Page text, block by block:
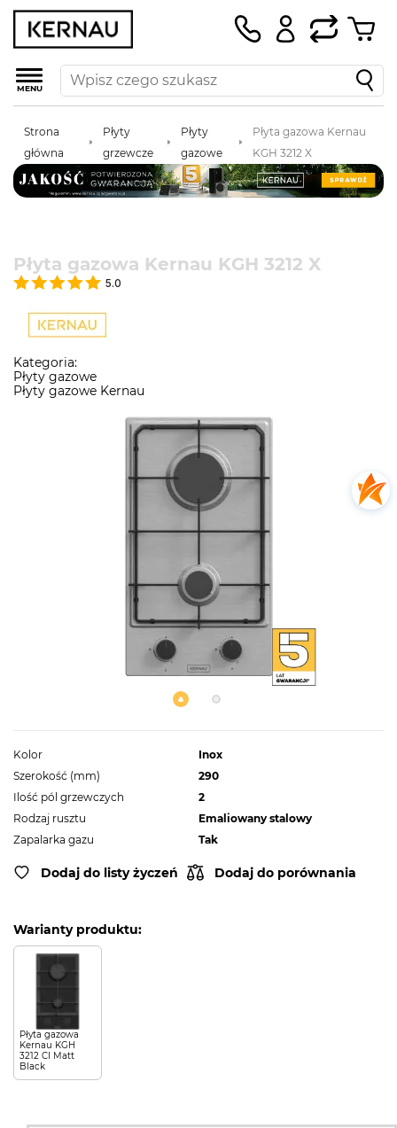
MENU
Strona
główna
Płyty
grzewcze
Płyty
gazowe
Płyta gazowa Kernau
KGH 3212 X
Płyta gazowa Kernau KGH 3212 X
5.0
Kategoria:
Płyty gazowe
Płyty gazowe Kernau
Kolor
Inox
Szerokość (mm)
290
Ilość pól grzewczych
2
Rodzaj rusztu
Emaliowany stalowy
Zapalarka gazu
Tak
Dodaj do listy życzeń Dodaj do porównania
Warianty produktu:
Płyta gazowa
Kernau KGH
3212 CI Matt
Black